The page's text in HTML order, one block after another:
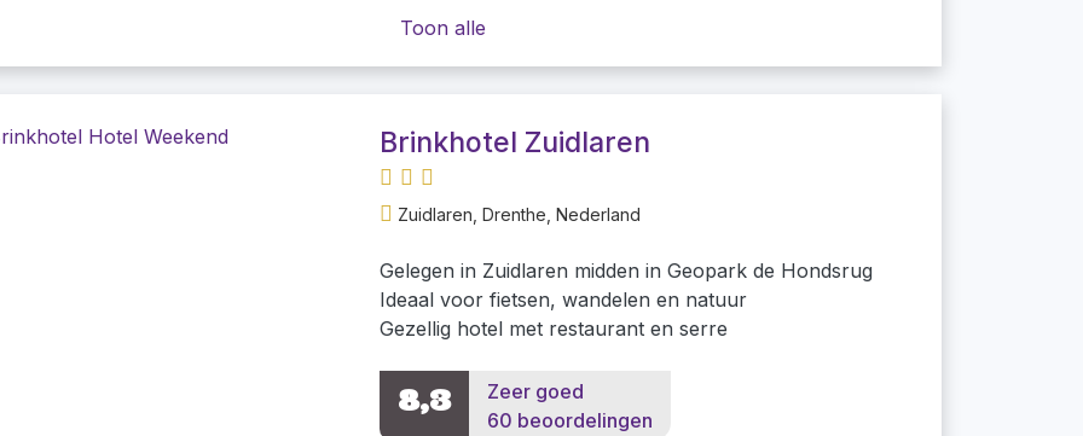
Toon alle
Brinkhotel Zuidlaren
Zuidlaren, Drenthe, Nederland
Gelegen in Zuidlaren midden in Geopark de Hondsrug
Ideaal voor fietsen, wandelen en natuur
Gezellig hotel met restaurant en serre
8,3
Zeer goed
60 beoordelingen